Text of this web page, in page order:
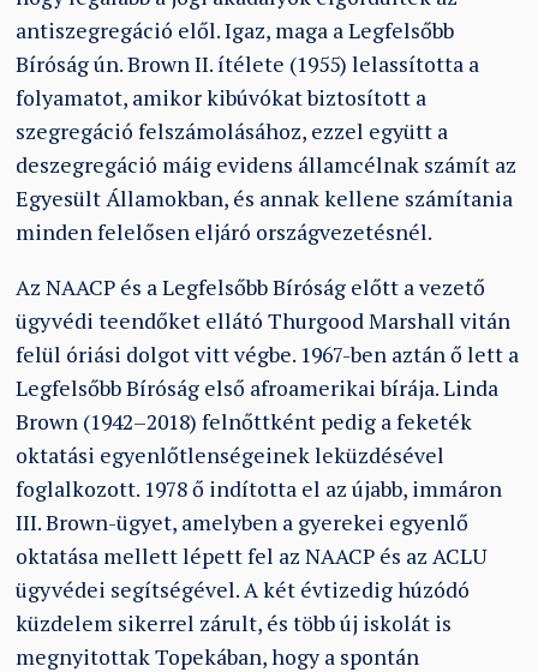
antiszegregáció elől. Igaz, maga a Legfelsőbb
Bíróság ún. Brown II. ítélete (1955) lelassította a
folyamatot, amikor kibúvókat biztosított a
szegregáció felszámolásához, ezzel együtt a
deszegregáció máig evidens államcélnak számít az
Egyesült Államokban, és annak kellene számítania
minden felelősen eljáró országvezetésnél.
Az NAACP és a Legfelsőbb Bíróság előtt a vezető
ügyvédi teendőket ellátó Thurgood Marshall vitán
felül óriási dolgot vitt végbe. 1967-ben aztán ő lett a
Legfelsőbb Bíróság első afroamerikai bírája. Linda
Brown (1942–2018) felnőttként pedig a feketék
oktatási egyenlőtlenségeinek leküzdésével
foglalkozott. 1978 ő indította el az újabb, immáron
III. Brown-ügyet, amelyben a gyerekei egyenlő
oktatása mellett lépett fel az NAACP és az ACLU
ügyvédei segítségével. A két évtizedig húzódó
küzdelem sikerrel zárult, és több új iskolát is
megnyitottak Topekában, hogy a spontán